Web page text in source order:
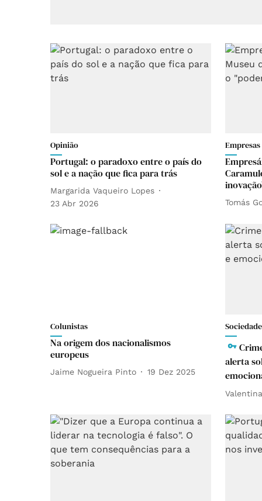
Opinião
Portugal: o paradoxo entre o país do
sol e a nação que fica para trás
Margarida Vaqueiro Lopes
23 Abr 2026
Empresas
Tomás
Colunistas
Na origem dos nacionalismos
europeus
Jaime Nogueira Pinto 19 Dez 2025
Sociedade
alerta